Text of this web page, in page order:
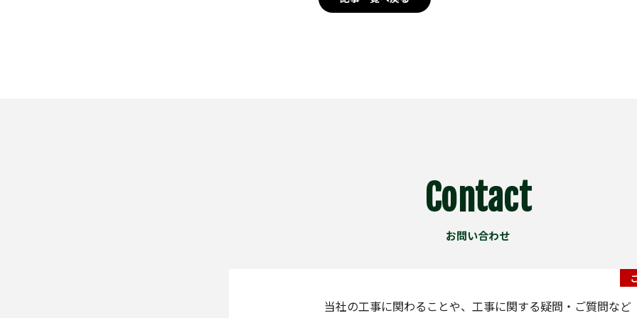
Contact
お問い合わせ
当社の工事に関わることや、工事に関する疑問・ご質問など